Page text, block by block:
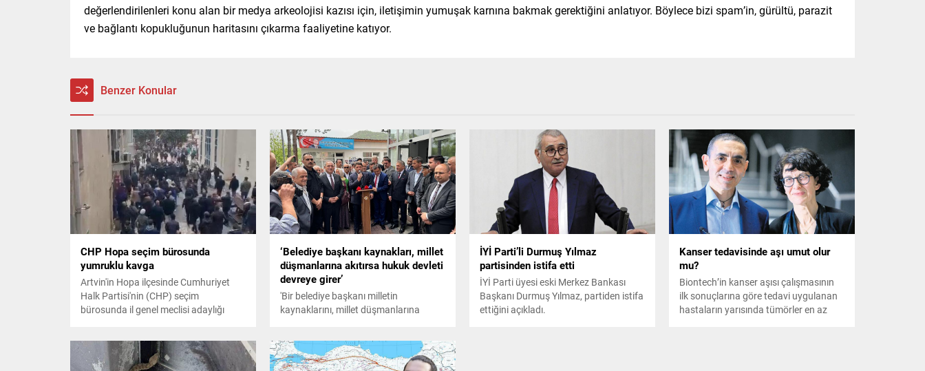
değerlendirilenleri konu alan bir medya arkeolojisi kazısı için, iletişimin yumuşak karnına bakmak gerektiğini anlatıyor. Böylece bizi spam’in, gürültü, parazit
ve bağlantı kopukluğunun haritasını çıkarma faaliyetine katıyor.
Benzer Konular
CHP Hopa seçim bürosunda
yumruklu kavga
Artvin'in Hopa ilçesinde Cumhuriyet
Halk Partisi'nin (CHP) seçim
bürosunda il genel meclisi adaylığı
başkan adayı Utku Cihan, Kimsenin
bizi provoke etmesine izin
‘Belediye başkanı kaynakları, millet
düşmanlarına akıtırsa hukuk devleti
devreye girer’
'Bir belediye başkanı milletin
kaynaklarını, millet düşmanlarına
'Bu noktada devletin yetkili kurumları
da her zaman bu konuda hassas ve
İYİ Parti’li Durmuş Yılmaz
partisinden istifa etti
İYİ Parti üyesi eski Merkez Bankası
Başkanı Durmuş Yılmaz, partiden istifa
ettiğini açıkladı.
Kanser tedavisinde aşı umut olur
mu?
Biontech’in kanser aşısı çalışmasının
ilk sonuçlarına göre tedavi uygulanan
hastaların yarısında tümörler en az